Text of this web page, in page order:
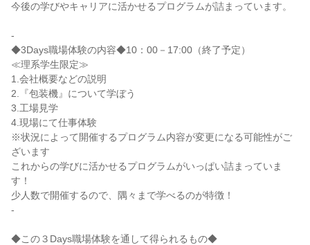
今後の学びやキャリアに活かせるプログラムが詰まっています。
-
◆3Days職場体験の内容◆10：00－17:00（終了予定）
≪理系学生限定≫
1.会社概要などの説明
2.『包装機』について学ぼう
3.工場見学
4.現場にて仕事体験
※状況によって開催するプログラム内容が変更になる可能性がご
ざいます
これからの学びに活かせるプログラムがいっぱい詰まっていま
す！
少人数で開催するので、隅々まで学べるのが特徴！
-
◆この３Days職場体験を通して得られるもの◆